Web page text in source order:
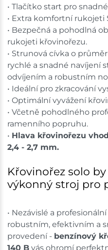
• Tlačítko start pro
• Extra komfortní rukojeti
• Bezpečná a pohodlná
rukojeti křovinořezu.
• Strunová cívka o
rychlé a snadné navíjení
odvíjením a robustním
• Ideální pro zkracování
• Optimální vyvážení
• Včetně pohodlného
ramenního popruhu.
• Hlava křovinořezu
2,4 - 2,7 mm.
Křovinořez solo by
výkonný stroj pro
• Nezávislé a
robustním, efektivním a
provedení - benzínový
140 B vás ohromí